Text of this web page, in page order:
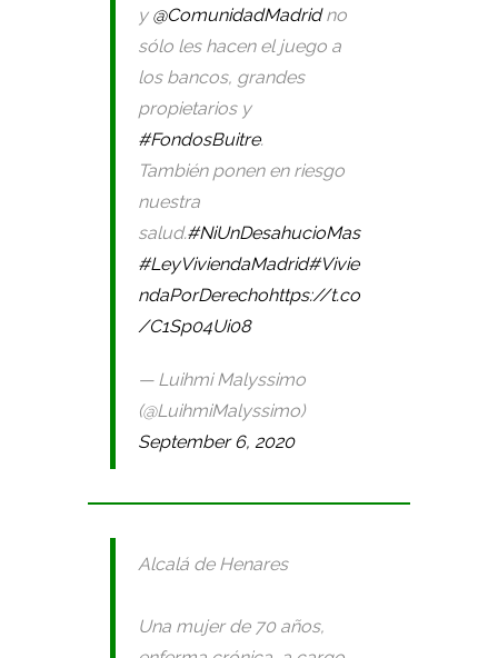
y @ComunidadMadridno
sólo les hacen el juego a
los bancos, grandes
propietarios y
#FondosBuitre.
También ponen en riesgo
nuestra
salud.#NiUnDesahucioMas
#LeyViviendaMadrid#Vivie
ndaPorDerechohttps://t.co
/C1Sp04Ui08
— Luihmi Malyssimo
(@LuihmiMalyssimo)
September 6, 2020
Alcalá de Henares
Una mujer de 70 años,